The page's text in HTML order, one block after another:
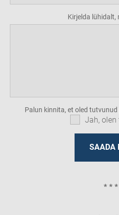
Kirjelda lühidalt,
Palun kinnita, et oled tutvunud
Jah, olen
* * *